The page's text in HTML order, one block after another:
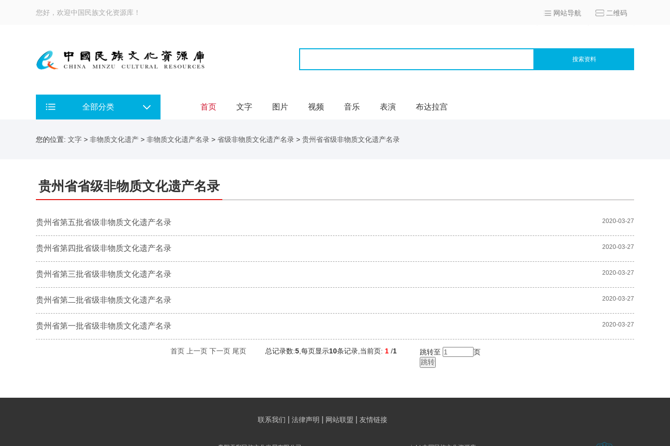
您好，欢迎中国民族文化资源库！ 网站导航 二维码
搜索资料
全部分类 首页 文字 图片 视频 音乐 表演 布达拉宫
您的位置: 文字 > 非物质文化遗产 > 非物质文化遗产名录 > 省级非物质文化遗产名录 > 贵州省省级非物质文化遗产名录
贵州省省级非物质文化遗产名录
贵州省第五批省级非物质文化遗产名录 2020-03-27
贵州省第四批省级非物质文化遗产名录 2020-03-27
贵州省第三批省级非物质文化遗产名录 2020-03-27
贵州省第二批省级非物质文化遗产名录 2020-03-27
贵州省第一批省级非物质文化遗产名录 2020-03-27
首页 上一页 下一页 尾页 总记录数:5 ,每页显示10条记录,当前页: 1 /1 跳转至 页
联系我们 法律声明 网站联盟 友情链接